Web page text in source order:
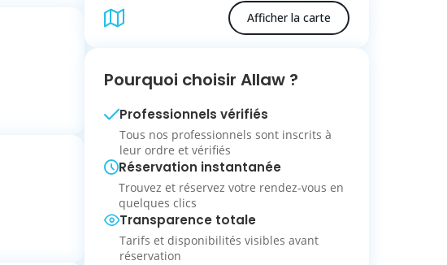
Afficher la carte
Pourquoi choisir Allaw ?
Professionnels vérifiés
Tous nos professionnels sont inscrits à
leur ordre et vérifiés
Réservation instantanée
Trouvez et réservez votre rendez-vous en
quelques clics
Transparence totale
Tarifs et disponibilités visibles avant
réservation